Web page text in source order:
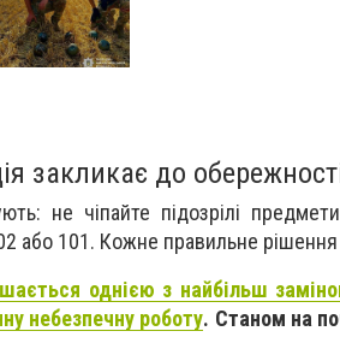
закликає до
не чіпайте підозрілі
або 101. Кожне правильне
однією з найбільш
небезпечну роботу. Станом на